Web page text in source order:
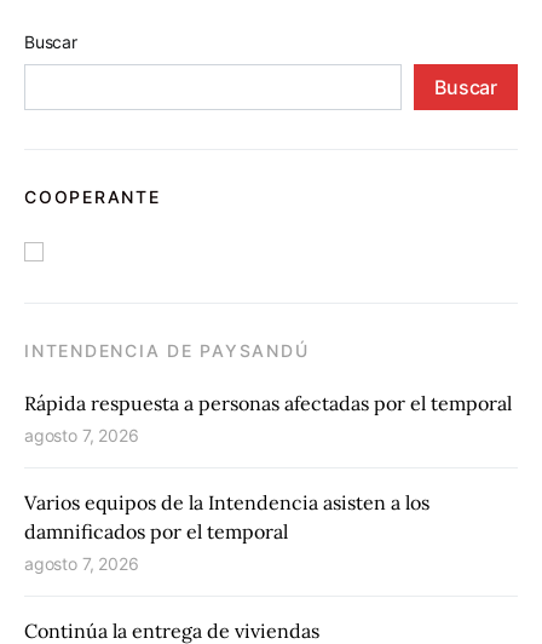
Buscar
Buscar
COOPERANTE
INTENDENCIA DE PAYSANDÚ
Rápida respuesta a personas afectadas por el temporal
agosto 7, 2026
Varios equipos de la Intendencia asisten a los
damnificados por el temporal
agosto 7, 2026
Continúa la entrega de viviendas